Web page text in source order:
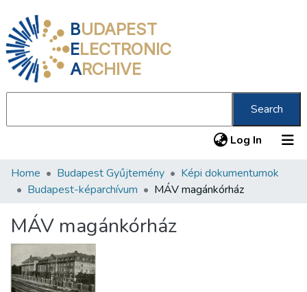
BUDAPEST
ELECTRONIC
ARCHIVE
Search
Log In (current)
Communities & Collections
Statistics
About us
Home Budapest Gyűjtemény
Képi dokumentumok
Budapest-képarchívum
MÁV magánkórház
MÁV magánkórház